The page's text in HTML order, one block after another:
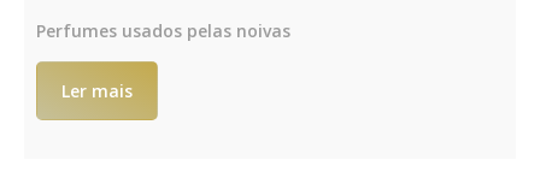
Perfumes usados pelas noivas
Ler mais